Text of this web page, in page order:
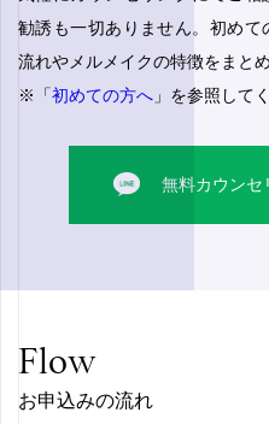
勧誘も一切ありません。初め
流れやメルメイクの特徴をまと
※「初めての方へ 」を参照して
無料カウンセ
Flow
お申込みの流れ